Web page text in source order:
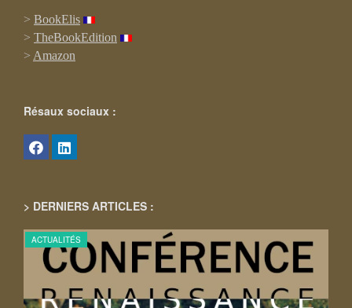
> BookElis
> TheBookEdition
> Amazon
Résaux sociaux :
> DERNIERS ARTICLES :
ACTUALITÉS